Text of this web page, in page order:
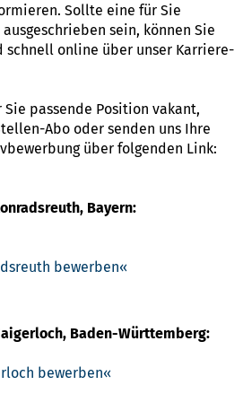
Sollte eine für Sie
sein, können Sie
schnell online über unser Karriere-
passende Position vakant,
Abo oder senden uns Ihre
über folgenden Link:
Bayern:
bewerben
Baden-Württemberg:
bewerben